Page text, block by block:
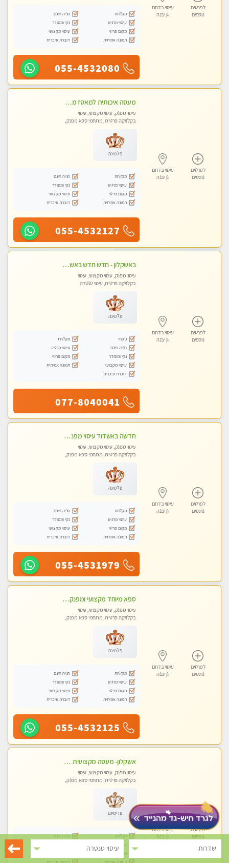
שדרות עיסוי טנטרה
לפרטים
נוספים
עיסוי בדרום
גן יבנה
מקלחת
חניה חינם
עיסוי מרגיע
נקי ומסודר
מקום פרטי
עיסוי מקצועי
תמונה אמיתית
דוברת עיברית
055-4532080
לפרטים
נוספים
עיסוי בדרום
גן יבנה
מעסה איכותית למאסז מקצועי ומפנק לכל שרירי הגוף באשדוד
עיסוי מפנק, עיסוי מקצועי, עיסוי
בקלניקה פרטית, מתחמי ספא מפנק,
פלטינה
מקלחת
חניה חינם
עיסוי מרגיע
נקי ומסודר
מקום פרטי
עיסוי מקצועי
תמונה אמיתית
דוברת עיברית
055-4532127
לפרטים
נוספים
עיסוי בדרום
גן יבנה
באשקלון - חדש חדש באשקלון מעסה מקצועית ומפנקת במיוחד פרטי !
עיסוי מפנק, עיסוי מקצועי, עיסוי
בקלניקה פרטית, עיסוי טנטרה
פלטינה
ג'קוזי
מקלחת
חניה חינם
עיסוי מרגיע
נקי ומסודר
מקום פרטי
עיסוי מקצועי
תמונה אמיתית
דוברת עיברית
077-8040041
לפרטים
נוספים
עיסוי בדרום
גן יבנה
חדשה באשדוד עיסוי מפנק בקליניקה פרטית שירות vip לרציניים בלבד! מומלץ!!
עיסוי מפנק, עיסוי מקצועי, עיסוי
בקלניקה פרטית, מתחמי ספא מפנק,
פלטינה
מקלחת
חניה חינם
עיסוי מרגיע
נקי ומסודר
מקום פרטי
עיסוי מקצועי
תמונה אמיתית
דוברת עיברית
055-4531979
לפרטים
נוספים
עיסוי בדרום
גן יבנה
ספא מיוחד מקצועי ומפנק באשקלון חדשה מומלץ לחלוטין! כל סוגי העיסויים מעסה מקצועית ואיכותית פרטי!!!
עיסוי מפנק, עיסוי מקצועי, עיסוי
בקלניקה פרטית, מתחמי ספא מפנק,
פלטינה
מקלחת
חניה חינם
עיסוי מרגיע
נקי ומסודר
מקום פרטי
עיסוי מקצועי
תמונה אמיתית
דוברת עיברית
055-4532125
לפרטים
נוספים
עיסוי בדרום
גן יבנה
אשקלון- מעסה מקצועית חדשה ואיכותית לעיסוי מרגיע ומפנק VIP-מומלץ לחלוטין! פרטי! ​​​​​​ Highly recommended
עיסוי מפנק, עיסוי מקצועי, עיסוי
בקלניקה פרטית, מתחמי ספא מפנק,
טנטרה
פרימיום
מקלחת
חניה חינם
עיסוי מרגיע
מקום פרטי
תמונה אמיתית
דוברת עיברית